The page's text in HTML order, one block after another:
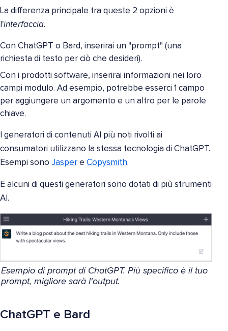
La differenza principale tra queste 2 opzioni è
l'interfaccia.
Con ChatGPT o Bard, inserirai un "prompt" (una
richiesta di testo per ciò che desideri).
Con i prodotti software, inserirai informazioni nei loro
campi modulo. Ad esempio, potrebbe esserci 1 campo
per aggiungere un argomento e un altro per le parole
chiave.
I generatori di contenuti AI più noti rivolti ai
consumatori utilizzano la stessa tecnologia di ChatGPT.
Esempi sono Jasper e Copysmith.
E alcuni di questi generatori sono dotati di più strumenti
AI.
Esempio di prompt di ChatGPT. Più specifico è il tuo
prompt, migliore sarà l'output.
ChatGPT e Bard